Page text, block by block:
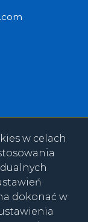
w celach
dokonać w